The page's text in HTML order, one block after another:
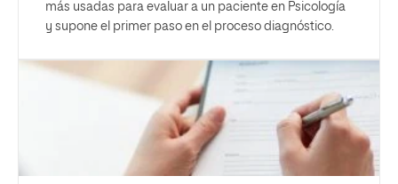
más usadas para evaluar a un paciente en Psicología
y supone el primer paso en el proceso diagnóstico.